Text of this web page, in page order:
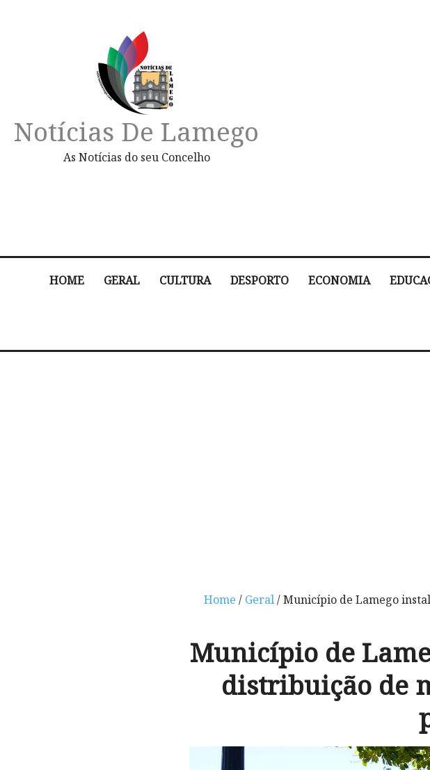
Notícias De Lamego
As Notícias do seu Concelho
HOME GERAL CULTURA DESPORTO ECONOMIA
Home / Geral/ Município de Lamego
Município de
distribuição de